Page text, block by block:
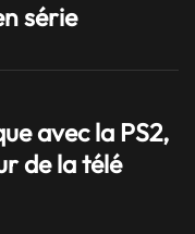
série
avec la PS2,
de la télé